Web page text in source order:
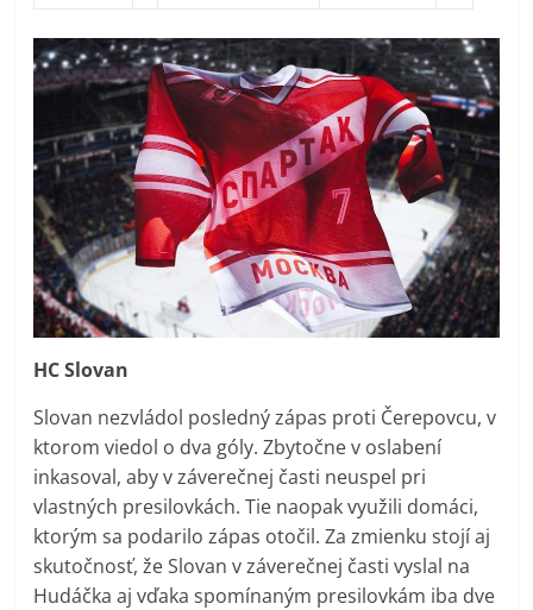
HC Slovan
Slovan nezvládol posledný zápas proti Čerepovcu, v
ktorom viedol o dva góly. Zbytočne v oslabení
inkasoval, aby v záverečnej časti neuspel pri
vlastných presilovkách. Tie naopak využili domáci,
ktorým sa podarilo zápas otočil. Za zmienku stojí aj
skutočnosť, že Slovan v záverečnej časti vyslal na
Hudáčka aj vďaka spomínaným presilovkám iba dve